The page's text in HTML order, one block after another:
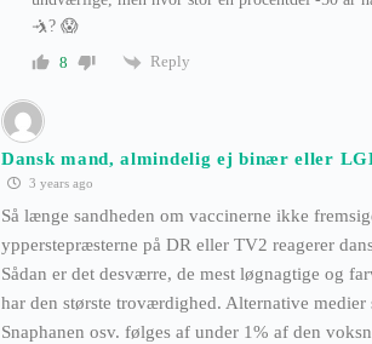
🤺? 😱
8
Reply
Dansk mand, almindelig ej binær eller
3 years ago
Så længe sandheden om vaccinerne ikke
ypperstepræsterne på DR eller TV2 reagerer
Sådan er det desværre, de mest løgnagtige og
har den største troværdighed. Alternative medier
Snaphanen osv. følges af under 1% af den